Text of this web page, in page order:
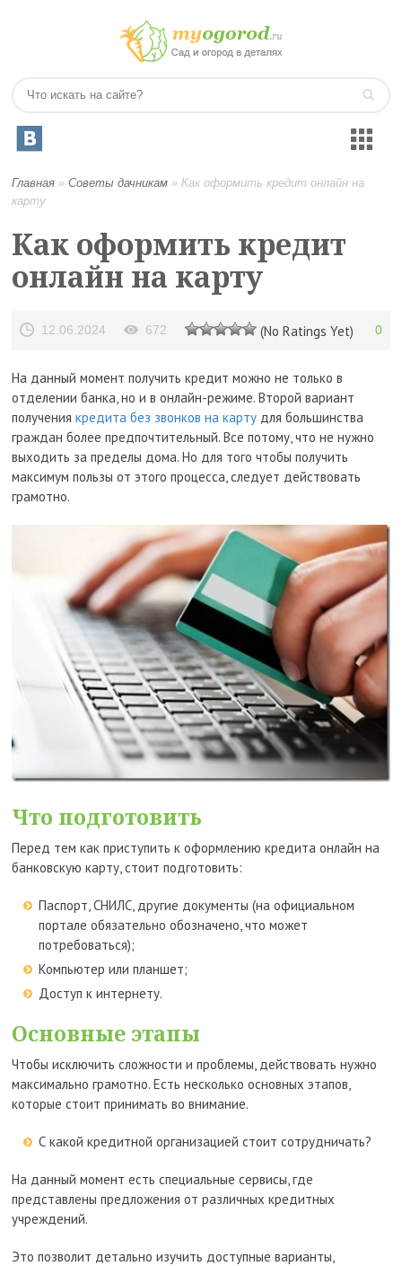
Главная »Советы дачникам »Как оформить кредит онлайн на
карту
Как оформить кредит
онлайн на карту
12.06.2024 672 (No Ratings Yet) 0
На данный момент получить кредит можно не только в
отделении банка, но и в онлайн-режиме. Второй вариант
получениякредита без звонков на карту для большинства
граждан более предпочтительный. Все потому, что не нужно
выходить за пределы дома. Но для того чтобы получить
максимум пользы от этого процесса, следует действовать
грамотно.
Что подготовить
Перед тем как приступить к оформлению кредита онлайн на
банковскую карту, стоит подготовить:
Паспорт, СНИЛС, другие документы (на официальном
портале обязательно обозначено, что может
потребоваться);
Компьютер или планшет;
Доступ к интернету.
Основные этапы
Чтобы исключить сложности и проблемы, действовать нужно
максимально грамотно. Есть несколько основных этапов,
которые стоит принимать во внимание.
С какой кредитной организацией стоит сотрудничать?
На данный момент есть специальные сервисы, где
представлены предложения от различных кредитных
учреждений.
Это позволит детально изучить доступные варианты,